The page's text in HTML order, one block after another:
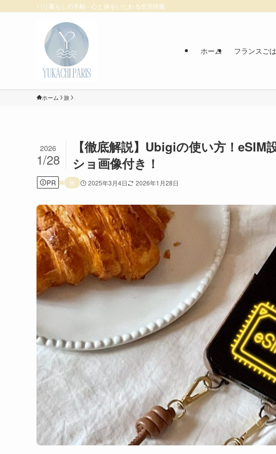
パリ暮らしの手帖 - 心と体をいたわる生活情報
ホーム フランスご
ホーム 旅
【徹底解説】Ubigiの使い方！
ショ画像付き！
2026
1/28
PR 旅 2025年3月4日 2026年1月28日